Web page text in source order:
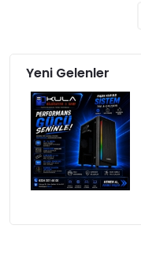
Yeni Gelenler